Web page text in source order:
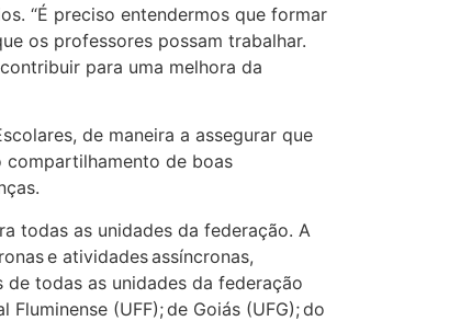
. “É preciso entendermos que formar
os professores possam trabalhar.
para uma melhora da
, de maneira a assegurar que
compartilhamento de boas
todas as unidades da federação. A
e atividades assíncronas,
todas as unidades da federação
Fluminense (UFF); de Goiás (UFG); do